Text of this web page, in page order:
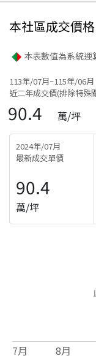
本社區成交價格
本表數值為系統
113年/07月~115年/06月
近二年成交價(排除特殊
90.4 萬/坪
2024年/07月
最新成交單價
90.4
萬/坪
7月 8月